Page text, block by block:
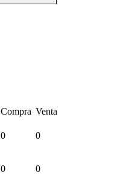
Compra Venta
0 0
0 0